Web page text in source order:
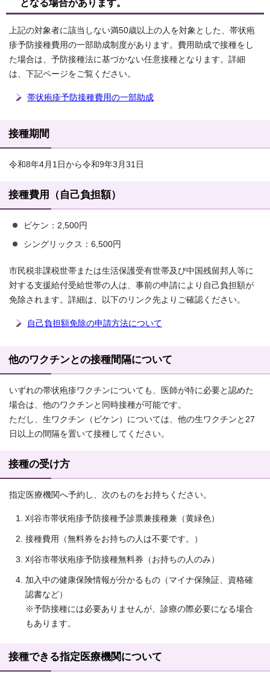
となる場合があります。
上記の対象者に該当しない満50歳以上の人を対象とした、帯状疱
疹予防接種費用の一部助成制度があります。費用助成で接種をし
た場合は、予防接種法に基づかない任意接種となります。詳細
は、下記ページをご覧ください。
帯状疱疹予防接種費用の一部助成
接種期間
令和8年4月1日から令和9年3月31日
接種費用（自己負担額）
ビケン：2,500円
シングリックス：6,500円
市民税非課税世帯または生活保護受有世帯及び中国残留邦人等に
対する支援給付受給世帯の人は、事前の申請により自己負担額が
免除されます。詳細は、以下のリンク先よりご確認ください。
自己負担額免除の申請方法について
他のワクチンとの接種間隔について
いずれの帯状疱疹ワクチンについても、医師が特に必要と認めた
場合は、他のワクチンと同時接種が可能です。
ただし、生ワクチン（ビケン）については、他の生ワクチンと27
日以上の間隔を置いて接種してください。
接種の受け方
指定医療機関へ予約し、次のものをお持ちください。
刈谷市帯状疱疹予防接種予診票兼接種兼（黄緑色）
接種費用（無料券をお持ちの人は不要です。）
刈谷市帯状疱疹予防接種無料券（お持ちの人のみ）
加入中の健康保険情報が分かるもの（マイナ保険証、資格確
認書など）
※予防接種には必要ありませんが、診療の際必要になる場合
もあります。
接種できる指定医療機関について